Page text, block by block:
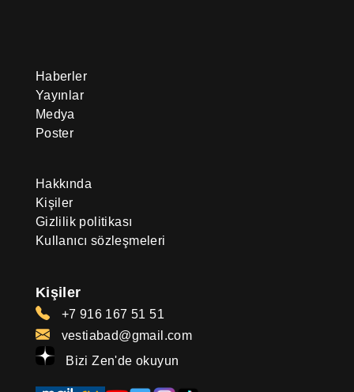
Haberler
Yayınlar
Medya
Poster
Hakkında
Kişiler
Gizlilik politikası
Kullanıcı sözleşmeleri
Kişiler
+7 916 167 51 51
vestiabad@gmail.com
Bizi Zen'de okuyun